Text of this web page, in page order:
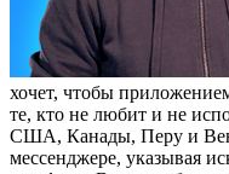
хочет, чтобы
те, кто не любит и не
США, Канады, Перу и
мессенджере, указывая